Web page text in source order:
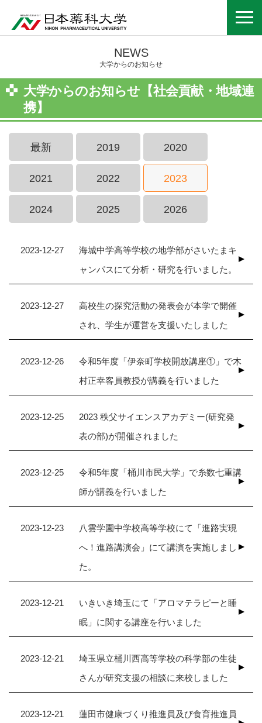
NEWS
大学からのお知らせ
大学からのお知らせ【社会貢献・地域連
携】
最新 2019 2020
2021 2022 2023
2024 2025 2026
2023-12-27
海城中学高等学校の地学部がさいたまキ
ャンパスにて分析・研究を行いました。
2023-12-27
高校生の探究活動の発表会が本学で開催
され、学生が運営を支援いたしました
2023-12-26
令和5年度「伊奈町学校開放講座①」で木
村正幸客員教授が講義を行いました
2023-12-25
2023 秩父サイエンスアカデミー(研究発
表の部)が開催されました
2023-12-25
令和5年度「桶川市民大学」で糸数七重講
師が講義を行いました
2023-12-23
八雲学園中学校高等学校にて「進路実現
へ！進路講演会」にて講演を実施しまし
た。
2023-12-21
いきいき埼玉にて「アロマテラピーと睡
眠」に関する講座を行いました
2023-12-21
埼玉県立桶川西高等学校の科学部の生徒
さんが研究支援の相談に来校しました
2023-12-21
蓮田市健康づくり推進員及び食育推進員